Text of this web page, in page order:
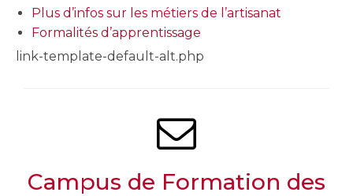
Plus d’infos sur les métiers de l’artisanat
Formalités d’apprentissage
link-template-default-alt.php
Campus de Formation des